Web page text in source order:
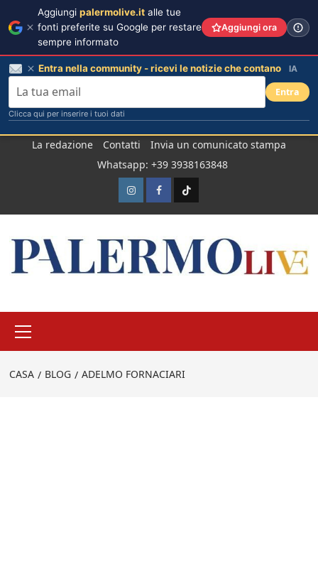
La redazione Contatti
Invia un comunicato stampa
Whatsapp: +39 3938163848
InstagramFacebook
TikTok
principale
CASA BLOG ADELMO FORNACIARI
Aggiungi palermolive.it alle tue
fonti preferite su Google per restare
sempre informato
Aggiungi ora
Entra nella community - ricevi le notizie che contano IA
Entra
Clicca qui per inserire i tuoi dati